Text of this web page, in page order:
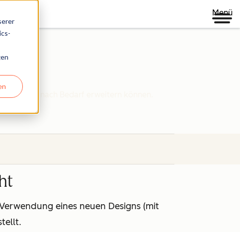
Menü
nach Bedarf erweitern können.
eines neuen Designs (mit